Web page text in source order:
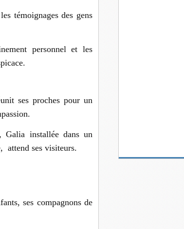
témoignages des gens
personnel et les
ses proches pour un
, Galia installée dans un
attend ses visiteurs.
ses compagnons de